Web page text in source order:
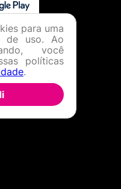
para uma
de uso. Ao
você
políticas
.